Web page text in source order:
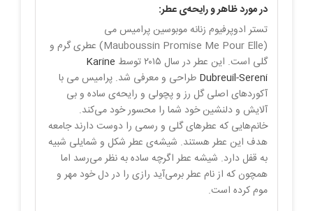
در مورد ظاهر و رایحه‌ی عطر:
تستر ادوپرفیوم زنانه موبوسین پرامیس می
(Mauboussin Promise Me Pour Elle) عطری گرم و
گلی است. این عطر در سال ۲۰۱۵ توسط
Karine
Dubreuil-Sereni طراحی و معرفی شد. پرامیس می با
آکوردهای اصلی گل رز و پچولی و رایحه‌ی ساده و بی
آلایش و دلنشین خود شما را محسور خود می‌کند.
خانم‌هایی که عطرهای گلی و رسمی را دوست دارند جامعه
هدف این عطر هستند. شیشه‌ی عطر شکل و شمایلی شبیه
به قفل دارد. شیشه عطر اگرچه ساده به نظر می‌رسد اما
همچون که از نام عطر برمی‌آید رازی را در دل خود مهر و
موم کرده است.